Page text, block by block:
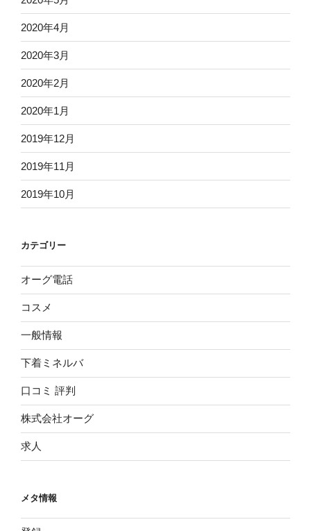
2020年4月
2020年3月
2020年2月
2020年1月
2019年12月
2019年11月
2019年10月
カテゴリー
オーグ電話
コスメ
一般情報
下着ミネルバ
口コミ 評判
株式会社オーグ
求人
メタ情報